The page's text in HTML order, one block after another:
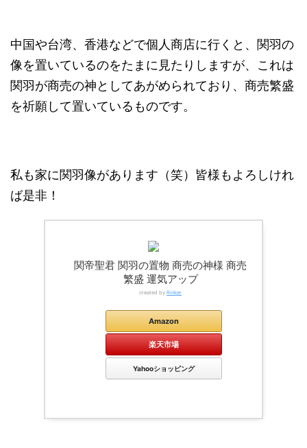
中国や台湾、香港などで個人商店に行くと、関羽の
像を置いているのをたまに見たりしますが、これは
関羽が商売の神としてあがめられており、商売繁盛
を祈願して置いているものです。
私も家に関羽像があります（笑）皆様もよろしけれ
ば是非！
関帝聖君 関羽の置物 商売の神様 商売
繁盛 運気アップ
created by Rinker
Amazon
楽天市場
Yahooショッピング